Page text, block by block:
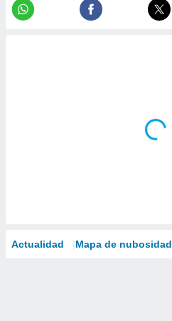
Actualidad Mapa de nubosidad